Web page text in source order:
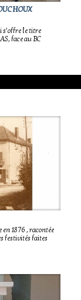
s’offre le titre
face au BC
1876 , racontée
festivités faites